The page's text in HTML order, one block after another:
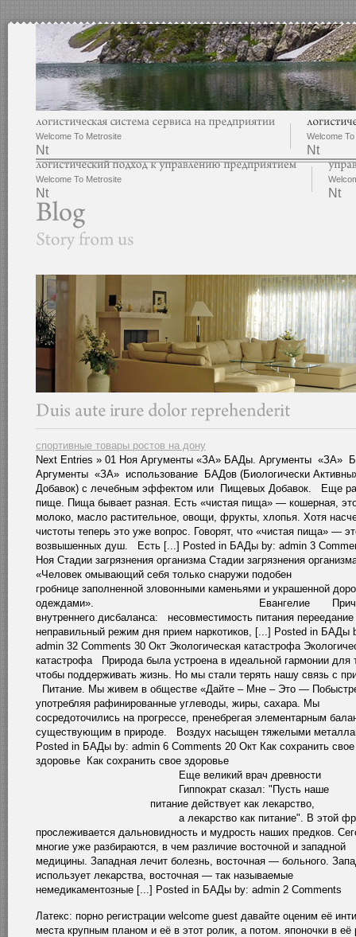
Welcome To Metrosite
Nt
Welcome
Nt
Welcome To Metrosite
Nt Nt
спортивные товары ростов на дону
Next Entries » 01 Ноя Аргументы «ЗА» БАДы. Аргументы
Аргументы «ЗА» использование БАДов (Биологически
Добавок) с лечебным эффектом или Пищевых Добавок. Еще
пище. Пища бывает разная. Есть «чистая пища» — кошерная,
молоко, масло растительное, овощи, фрукты, хлопья. Хотя
чистоты теперь это уже вопрос. Говорят, что «чистая пища» —
возвышенных душ. Есть [...] Posted in БАДы by: admin 3
Ноя Стадии загрязнения организма Стадии загрязнения
«Человек омывающий себя только снаружи подобен
гробнице заполненной зловонными каменьями и украшенной
одеждами». Евангелие
внутреннего дисбаланса: несовместимость питания переедание
неправильный режим дня прием наркотиков, [...] Posted in БАДы
admin 32 Comments 30 Окт Экологическая катастрофа
катастрофа Природа была устроена в идеальной гармонии для
чтобы поддерживать жизнь. Но мы стали терять нашу связь с
Питание. Мы живем в обществе «Дайте – Мне – Это —
употребляя рафинированные углеводы, жиры, сахара. Мы
сосредоточились на прогрессе, пренебрегая элементарным
существующим в природе. Воздух насыщен тяжелыми
Posted in БАДы by: admin 6 Comments 20 Окт Как сохранить свое
здоровье Как сохранить свое здоровье
Еще великий врач древности
Гиппократ сказал: "Пусть
питание действует как лекарство,
а лекарство как питание". В этой
прослеживается дальновидность и мудрость наших предков.
многие уже разбираются, в чем различие восточной и западной
медицины. Западная лечит болезнь, восточная — больного.
использует лекарства, восточная — так называемые
немедикаментозные [...] Posted in БАДы by: admin 2 Comments
Латекс: порно регистрации welcome guest давайте оценим её
места крупным планом и её в этот ролик, а потом. японочки в её